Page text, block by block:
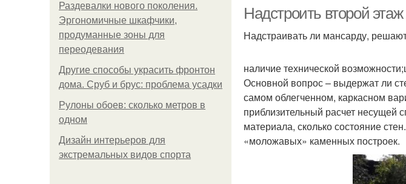
Раздевалки нового поколения.
Эргономичные шкафчики,
продуманные зоны для
переодевания
Другие способы украсить фронтон
дома. Сруб и брус: проблема усадки
Рулоны обоев: сколько метров в
одном
Дизайн интерьеров для
экстремальных видов спорта
Надстроить второй
Надстраивать ли мансарду,
наличие технической
Основной вопрос – выдержат ли
самом облегченном, каркасном
приблизительный расчет несущей
материала, сколько состояние
«моложавых» каменных построек.